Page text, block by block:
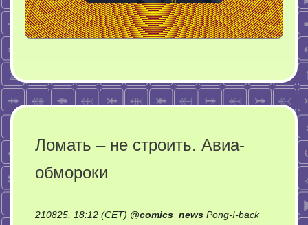
Ломать – не строить. Авиа-
обмороки
210825, 18:12 (CET) @comics_news Pong-!-back